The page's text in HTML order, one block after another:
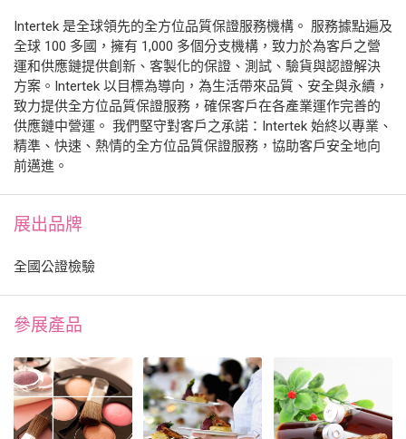
Intertek 是全球領先的全方位品質保證服務機構。 服務據點遍及
全球 100 多國，擁有 1,000 多個分支機構，致力於為客戶之營
運和供應鏈提供創新、客製化的保證、測試、驗貨與認證解決
方案。Intertek 以目標為導向，為生活帶來品質、安全與永續，
致力提供全方位品質保證服務，確保客戶在各產業運作完善的
供應鏈中營運。 我們堅守對客戶之承諾：Intertek 始終以專業、
精準、快速、熱情的全方位品質保證服務，協助客戶安全地向
前邁進。
展出品牌
全國公證檢驗
參展產品